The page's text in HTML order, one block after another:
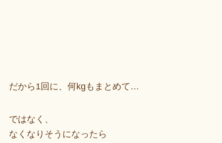
だから1回に、何kgもまとめて…
ではなく、
なくなりそうになったら